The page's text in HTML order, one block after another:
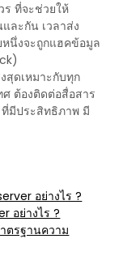
ที่จะช่วยให้
ละกัน เวลาส่ง
หนึ่งจะถูกแฮคข้อมูล
สุดเหมาะกับทุก
ต้องติดต่อสื่อสาร
ที่มีประสิทธิภาพ มี
อย่างไร ?
อย่างไร ?
ตรฐานความ